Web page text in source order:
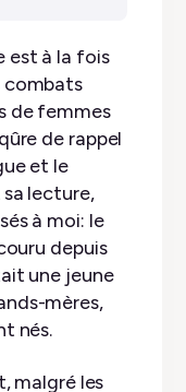
est à la fois
combats
de femmes
de rappel
et le
lecture,
à moi: le
depuis
une jeune
mères,
nés.
malgré les